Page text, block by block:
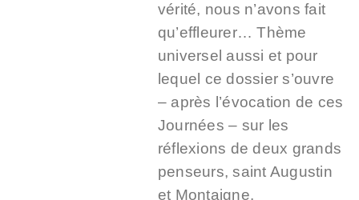
vérité, nous n’avons fait
qu’effleurer… Thème
universel aussi et pour
lequel ce dossier s’ouvre
– après l’évocation de ces
Journées – sur les
réflexions de deux grands
penseurs, saint Augustin
et Montaigne.